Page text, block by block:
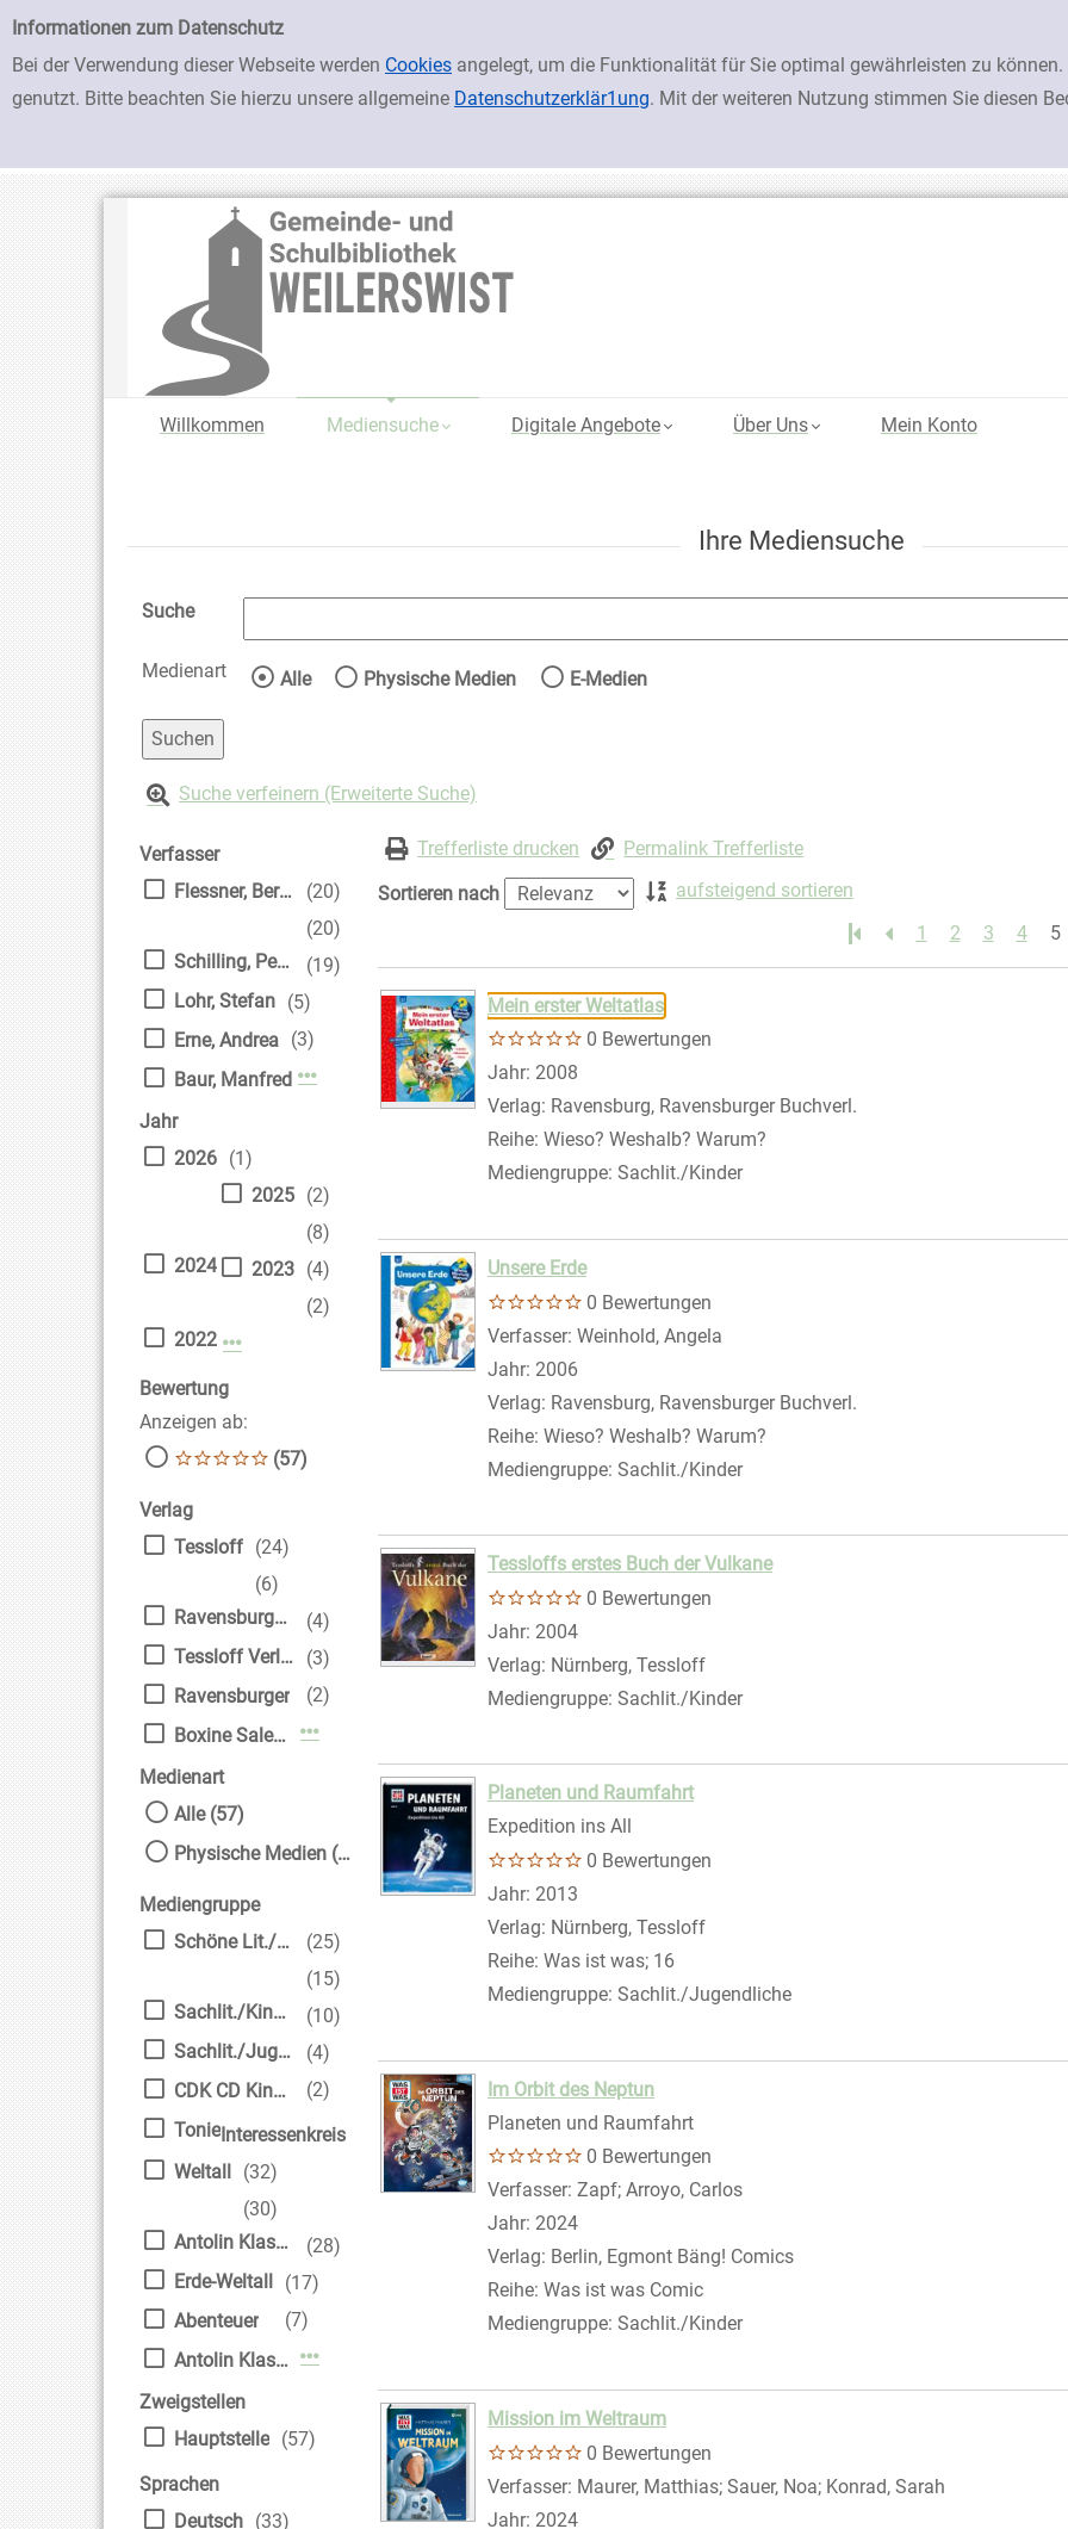
Einfache Suche
Informationen zum Datenschutz
Bei der Verwendung dieser Webseite werden Cookies angelegt, um die Funktionalität für Sie optimal gewährleisten zu
genutzt. Bitte beachten Sie hierzu unsere allgemeine Datenschutzerklär1ung. Mit der weiteren Nutzung stimmen Sie diesen
zur Navigation springen
zum Inhalt springen
Zu den Suchfiltern springen
Zur Trefferliste springen
Willkommen Mediensuche Digitale Angebote Über Uns Mein Konto
Ihre Mediensuche
Suche
Medienart Wählen Sie die Medienart nach der Sie suchen wollen.
Alle Physische Medien E-Medien
Suche verfeinern (Erweiterte Suche)
Suchfilter
Zur Trefferliste springen
Verfasser
Flessner, Bernd
(20)
Schilling, Peter
(20)
Lohr, Stefan
(19)
Erne, Andrea
(5)
Baur, Manfred
(3)
Mehr Verfasser-Filter anzeigen
Jahr
2026 (1)
2025 (2)
2024
(8)
2023 (4)
2022
(2)
Mehr Jahr-Filter anzeigen
Bewertung
Anzeigen ab:
(57)
Verlag
Tessloff (24)
Ravensburger Buchverl.
(6)
Tessloff Verlag Ragnar Tessloff GmbH & Co. KG
(4)
Ravensburger
(3)
Boxine Sales DAB GmbH
(2)
Medienart
Alle (57)
Physische Medien (57)
Mediengruppe
Schöne Lit./Kinder
(25)
Sachlit./Kinder
(15)
Sachlit./Jugendliche
(10)
CDK CD Kinder
(4)
Tonie
(2)
Interessenkreis
Weltall
(32)
Antolin Klasse 3
(30)
Erde-Weltall
(28)
Abenteuer
(17)
Antolin Klasse 4
(7)
Zweigstellen
Hauptstelle (57)
Sprachen
Deutsch (33)
Trefferliste drucken
Permalink Trefferliste
Sortieren nach
aufsteigend sortieren
1
2 3 4 5
Suchergebnis
Zu den Suchfiltern springen
Mein erster Weltatlas
0 Bewertungen
Suche nach diesem Verfasser
Jahr: 2008
Verlag: Ravensburg, Ravensburger Buchverl.
Reihe: Wieso? Weshalb? Warum?
Mediengruppe: Sachlit./Kinder
Unsere Erde
0 Bewertungen
Verfasser: Weinhold, Angela
Jahr: 2006
Verlag: Ravensburg, Ravensburger Buchverl.
Reihe: Wieso? Weshalb? Warum?
Mediengruppe: Sachlit./Kinder
Tessloffs erstes Buch der Vulkane
0 Bewertungen
Suche nach diesem Verfasser
Jahr: 2004
Verlag: Nürnberg, Tessloff
Mediengruppe: Sachlit./Kinder
Planeten und Raumfahrt
Expedition ins All
0 Bewertungen
Suche nach diesem Verfasser
Jahr: 2013
Verlag: Nürnberg, Tessloff
Reihe: Was ist was; 16
Mediengruppe: Sachlit./Jugendliche
Im Orbit des Neptun
Planeten und Raumfahrt
0 Bewertungen
Verfasser: Zapf; Arroyo, Carlos
Jahr: 2024
Verlag: Berlin, Egmont Bäng! Comics
Reihe: Was ist was Comic
Mediengruppe: Sachlit./Kinder
Mission im Weltraum
0 Bewertungen
Verfasser: Maurer, Matthias; Sauer, Noa; Konrad, Sarah
Jahr: 2024